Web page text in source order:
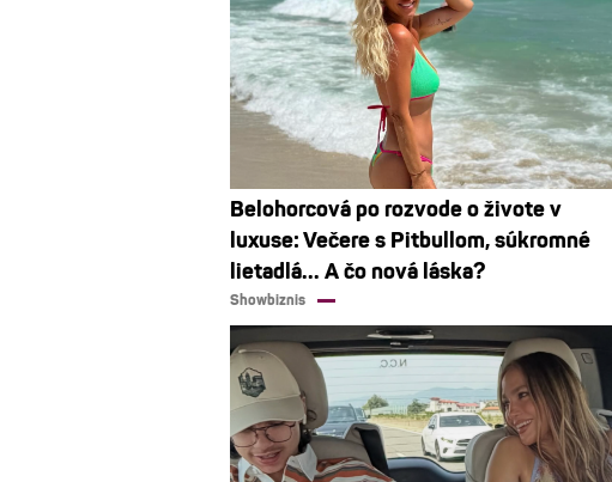
Belohorcová po rozvode o živote v
luxuse: Večere s Pitbullom, súkromné
lietadlá... A čo nová láska?
Showbiznis